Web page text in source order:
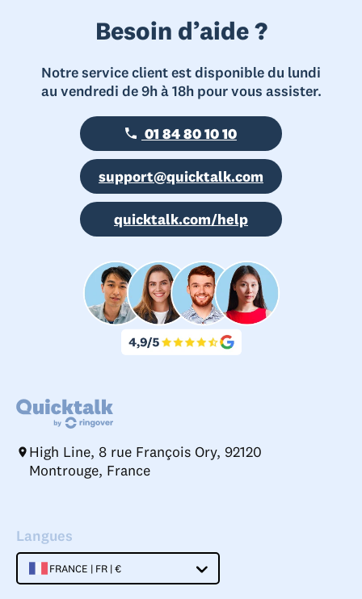
Besoin d’aide ?
Notre service client est disponible du lundi
au vendredi de 9h à 18h pour vous assister.
01 84 80 10 10
support@quicktalk.com
quicktalk.com/help
High Line, 8 rue François Ory, 92120
Montrouge, France
Langues
FRANCE | FR | €